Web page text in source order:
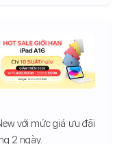
với mức giá ưu đãi
2 ngày.